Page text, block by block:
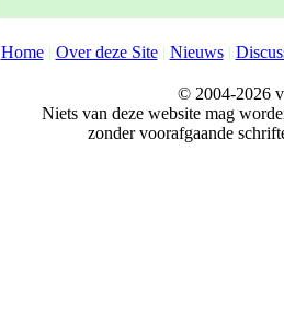
Home| Over deze Site| Nieuws|
© 2004-2026
Niets van deze website mag
zonder voorafgaande